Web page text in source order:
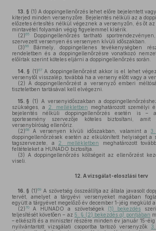
13. § (1) A doppingellenőrzés lehet előre bejelentett
kiterjed minden versenyzőre. Bejelentés nélküli az a
előzetes értesítés nélkül végeznek a versenyzőn, és őt az
mintavétel folyamán végig figyelemmel kísérik.
(2)65
Doppingellenőrzés tartható
szervezett versenyen és versenyen kívüli időszakban.
(3)66
Bármely, doppingellenes tevékenységben
rendeletben és a doppingellenőrzésre vonatkozó
előírtak szerint köteles eljárni a doppingellenőrzés során.
14. § (1)67A doppingellenőrzést akkor is el lehet
versenytől visszalép, továbbá ha a verseny előtt vagy a
(2) A doppingellenőrzést a versenyző emberi
tiszteletben tartásával kell elvégezni.
15. § (1) A versenyidőszakban a
szükséges, a
2. mellékletben meghatározott személyi
bejelentés nélküli doppingellenőrzés esetén is –
sportesemény szervezője köteles biztosítani,
versenybíróság ellenőriz.
(2)68 A versenyen kívüli időszakban, valamint a
doppingellenőrzések esetén az elkülönített helyiséget a
tagszervezete, a 2. mellékletben meghatározott
feltételeket a HUNADO biztosítja.
(3) A doppingellenőrzés költségeit az ellenőrzést
viseli.
12. A vizsgálat-eloszlási terv
16. § (1)69A szövetség összeállítja az általa javasolt
tervét, amelyet a tárgyévi versenyeket magában
együtt a tárgyévet megelőző év december 1-jéig megküld a
(2)70 A HUNADO a szövetségek (1) bekezdés
teljesítését követően – az 5. § (2) bekezdésa) pontjában
– elkészíti és a miniszter részére minden év január 15-
nyilvántartott vizsgálati csoportba tartozó versenyzők